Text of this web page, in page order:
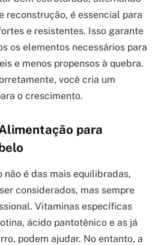
reconstrução, é essencial para
e resistentes. Isso garante
os elementos necessários para
e menos propensos à quebra.
você cria um
o crescimento.
para
não é das mais equilibradas,
considerados, mas sempre
Vitaminas específicas
ácido pantotênico e as já
podem ajudar. No entanto, a